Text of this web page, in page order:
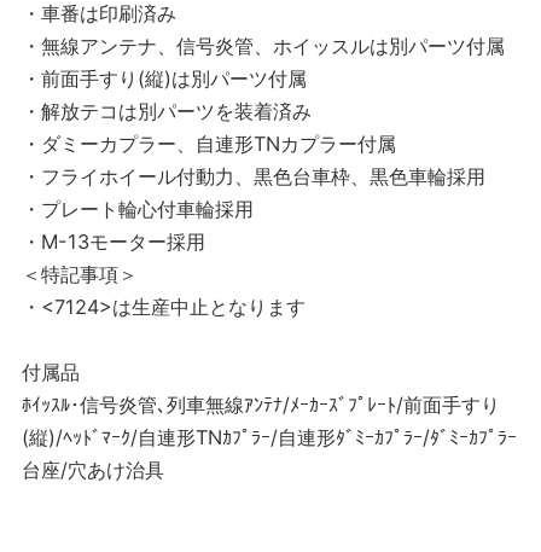
・車番は印刷済み
・無線アンテナ、信号炎管、ホイッスルは別パーツ付属
・前面手すり(縦)は別パーツ付属
・解放テコは別パーツを装着済み
・ダミーカプラー、自連形TNカプラー付属
・フライホイール付動力、黒色台車枠、黒色車輪採用
・プレート輪心付車輪採用
・M-13モーター採用
＜特記事項＞
・<7124>は生産中止となります
付属品
ﾎｲｯｽﾙ･信号炎管､列車無線ｱﾝﾃﾅ/ﾒｰｶｰｽﾞﾌﾟﾚｰﾄ/前面手すり
(縦)/ﾍｯﾄﾞﾏｰｸ/自連形TNｶﾌﾟﾗｰ/自連形ﾀﾞﾐｰｶﾌﾟﾗｰ/ﾀﾞﾐｰｶﾌﾟﾗｰ
台座/穴あけ治具